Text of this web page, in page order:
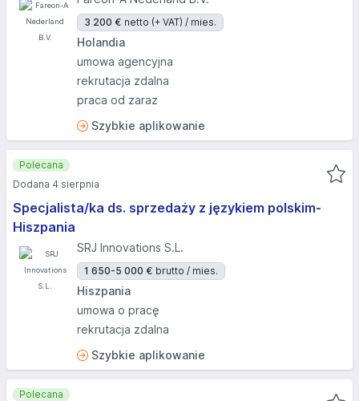
3 200 € netto (+ VAT) / mies.
Holandia
umowa agencyjna
rekrutacja zdalna
praca od zaraz
Szybkie aplikowanie
Specjalista/ka ds. sprzedaży z językiem polskim-
Hiszpania
SRJ Innovations S.L.
1 650-5 000 € brutto / mies.
Hiszpania
umowa o pracę
rekrutacja zdalna
Szybkie aplikowanie
Polecana
Dodana 4 sierpnia
Polecana